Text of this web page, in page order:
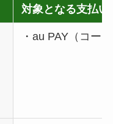
対象となる支払い
・au PAY（コー